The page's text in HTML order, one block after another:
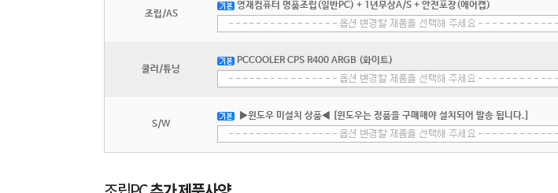
조립/AS
영재컴퓨터 명품조립(일반PC) + 1년무상A/S + 안전포장(에어캡)
쿨러/튜닝
PCCOOLER CPS R400 ARGB (화이트)
S/W
▶윈도우 미설치 상품◀ [윈도우는 정품을 구매해야 설치되어 발송 됩니다.]